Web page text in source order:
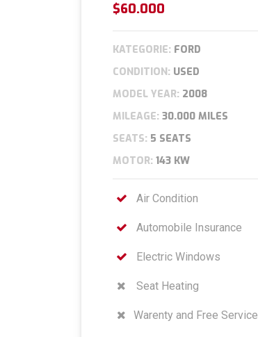
$60.000
KATEGORIE: FORD
CONDITION: USED
MODEL YEAR: 2008
MILEAGE: 30.000 MILES
SEATS: 5 SEATS
MOTOR: 143 KW
Air Condition
Automobile Insurance
Electric Windows
Seat Heating
Warenty and Free Service